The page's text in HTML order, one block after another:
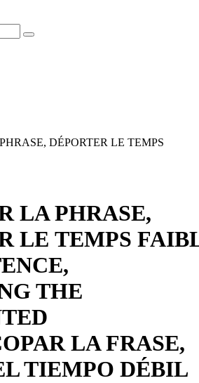
DÉPORTER LE TEMPS
LA PHRASE,
LE TEMPS
THE
LA FRASE,
TIEMPO DÉBIL